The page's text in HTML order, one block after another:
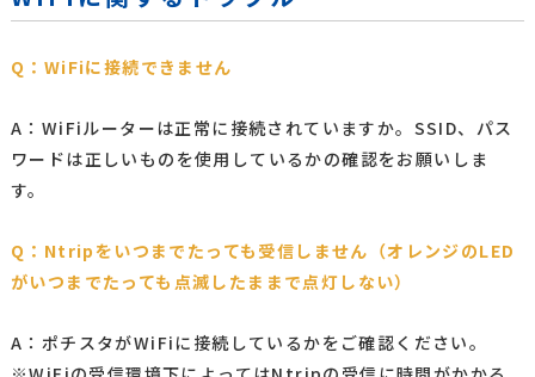
Q：WiFiに接続できません
A：WiFiルーターは正常に接続されていますか。SSID、パス
ワードは正しいものを使用しているかの確認をお願いしま
す。
Q：Ntripをいつまでたっても受信しません（オレンジのLED
がいつまでたっても点滅したままで点灯しない）
A：ポチスタがWiFiに接続しているかをご確認ください。